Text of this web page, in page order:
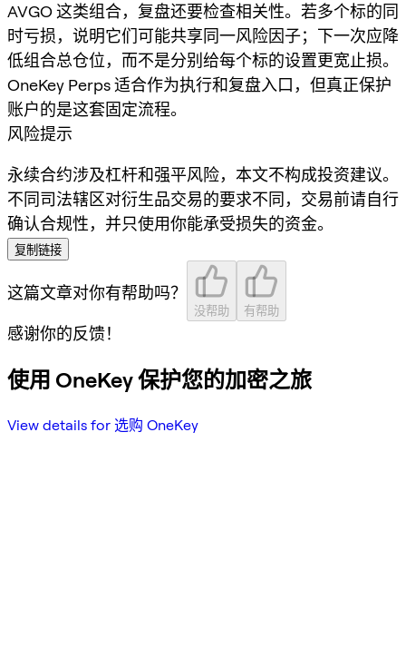
AVGO 这类组合，复盘还要检查相关性。若多个标的同
时亏损，说明它们可能共享同一风险因子；下一次应降
低组合总仓位，而不是分别给每个标的设置更宽止损。
OneKey Perps 适合作为执行和复盘入口，但真正保护
账户的是这套固定流程。
风险提示
永续合约涉及杠杆和强平风险，本文不构成投资建议。
不同司法辖区对衍生品交易的要求不同，交易前请自行
确认合规性，并只使用你能承受损失的资金。
复制链接
这篇文章对你有帮助吗？
没帮助 有帮助
感谢你的反馈！
使用 OneKey 保护您的加密之旅
View details for 选购 OneKey